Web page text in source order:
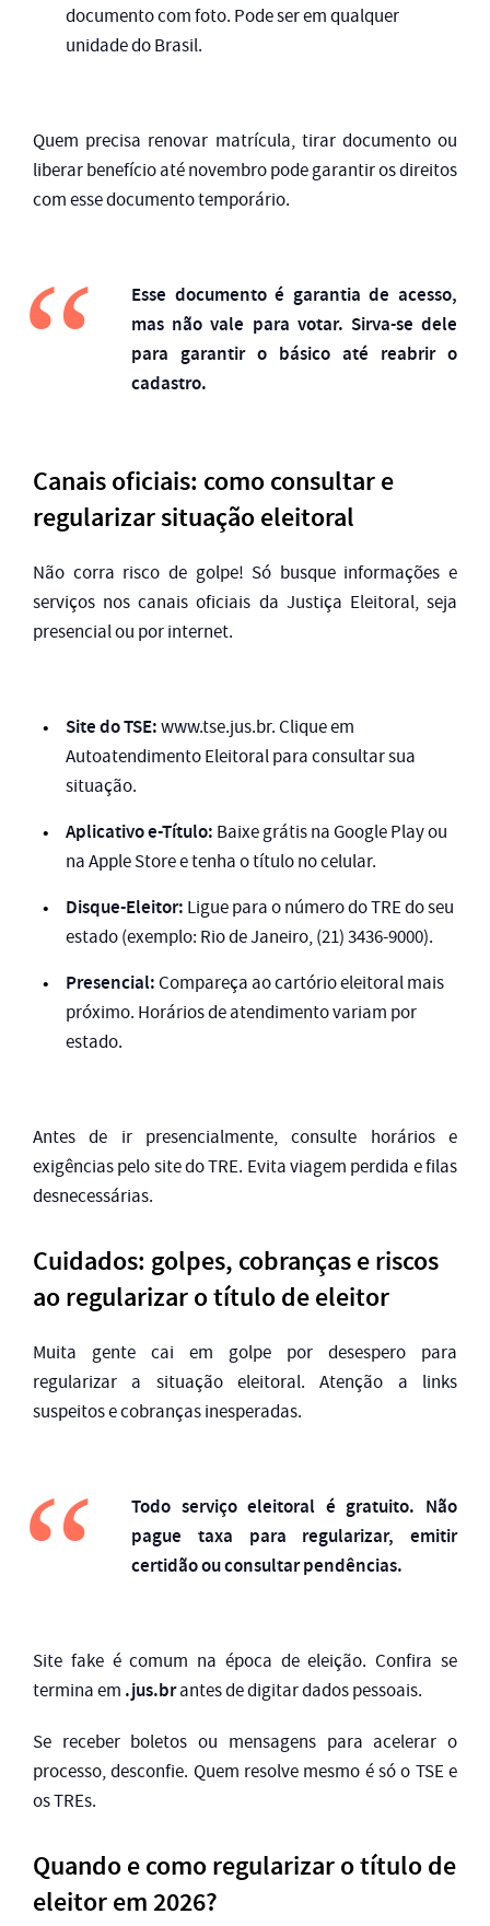
documento com foto. Pode ser em qualquer
unidade do Brasil.
Quem precisa renovar matrícula, tirar documento ou
liberar benefício até novembro pode garantir os direitos
com esse documento temporário.
Esse documento é garantia de acesso,
mas não vale para votar. Sirva-se dele
para garantir o básico até reabrir o
cadastro.
Canais oficiais: como consultar e
regularizar situação eleitoral
Não corra risco de golpe! Só busque informações e
serviços nos canais oficiais da Justiça Eleitoral, seja
presencial ou por internet.
Site do TSE:www.tse.jus.br. Clique em
Autoatendimento Eleitoral para consultar sua
situação.
Aplicativo e-Título: Baixe grátis na Google Play ou
na Apple Store e tenha o título no celular.
Disque-Eleitor: Ligue para o número do TRE do seu
estado (exemplo: Rio de Janeiro, (21) 3436-9000).
Presencial:Compareça ao cartório eleitoral mais
próximo. Horários de atendimento variam por
estado.
Antes de ir presencialmente, consulte horários e
exigências pelo site do TRE. Evita viagem perdida e filas
desnecessárias.
Cuidados: golpes, cobranças e riscos
ao regularizar o título de eleitor
Muita gente cai em golpe por desespero para
regularizar a situação eleitoral. Atenção a links
suspeitos e cobranças inesperadas.
Todo serviço eleitoral é gratuito. Não
pague taxa para regularizar, emitir
certidão ou consultar pendências.
Site fake é comum na época de eleição. Confira se
termina em .jus.brantes de digitar dados pessoais.
Se receber boletos ou mensagens para acelerar o
processo, desconfie. Quem resolve mesmo é só o TSE e
os TREs.
Quando e como regularizar o título de
eleitor em 2026?